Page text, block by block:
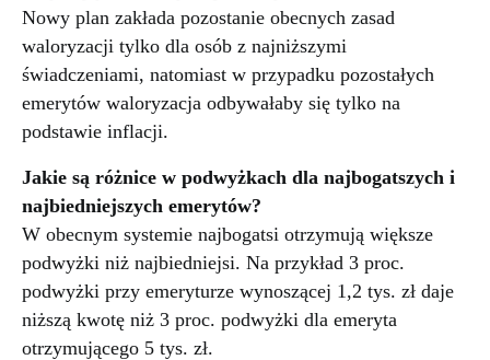
Nowy plan zakłada pozostanie obecnych zasad
waloryzacji tylko dla osób z najniższymi
świadczeniami, natomiast w przypadku pozostałych
emerytów waloryzacja odbywałaby się tylko na
podstawie inflacji.
Jakie są różnice w podwyżkach dla najbogatszych i
najbiedniejszych emerytów?
W obecnym systemie najbogatsi otrzymują większe
podwyżki niż najbiedniejsi. Na przykład 3 proc.
podwyżki przy emeryturze wynoszącej 1,2 tys. zł daje
niższą kwotę niż 3 proc. podwyżki dla emeryta
otrzymującego 5 tys. zł.